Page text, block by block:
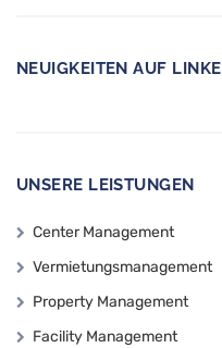
NEUIGKEITEN AUF
UNSERE LEISTUNGEN
Center Management
Vermietungsmanagement
Property Management
Facility Management